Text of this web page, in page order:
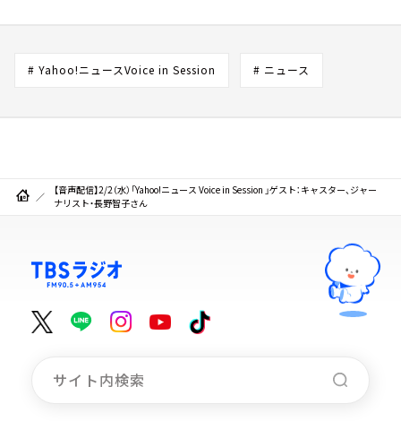
# Yahoo!ニュースVoice in Session # ニュース
【音声配信】2/2（水）「Yahoo!ニュース Voice in Session 」ゲスト：キャスター、ジャー
ナリスト・長野智子さん